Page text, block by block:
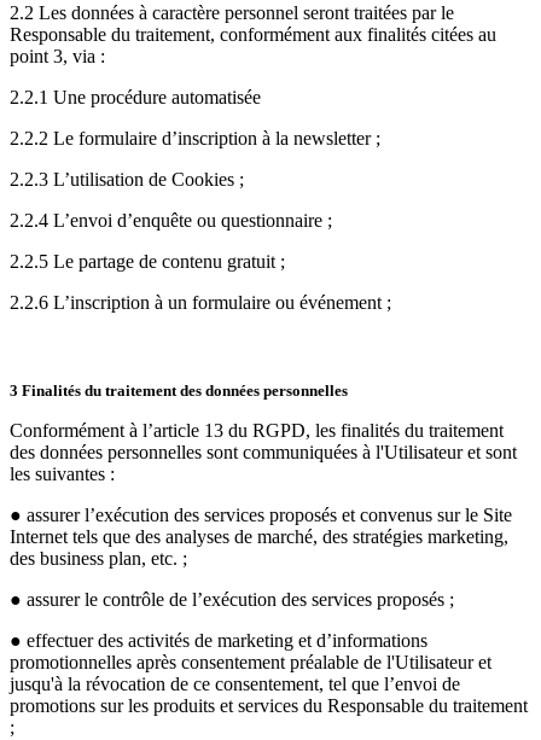
2.2 Les données à caractère personnel seront traitées par le
Responsable du traitement, conformément aux finalités citées au
point 3, via :
2.2.1 Une procédure automatisée
2.2.2 Le formulaire d’inscription à la newsletter ;
2.2.3 L’utilisation de Cookies ;
2.2.4 L’envoi d’enquête ou questionnaire ;
2.2.5 Le partage de contenu gratuit ;
2.2.6 L’inscription à un formulaire ou événement ;
3 Finalités du traitement des données personnelles
Conformément à l’article 13 du RGPD, les finalités du traitement
des données personnelles sont communiquées à l'Utilisateur et sont
les suivantes :
● assurer l’exécution des services proposés et convenus sur le Site
Internet tels que des analyses de marché, des stratégies marketing,
des business plan, etc. ;
● assurer le contrôle de l’exécution des services proposés ;
● effectuer des activités de marketing et d’informations
promotionnelles après consentement préalable de l'Utilisateur et
jusqu'à la révocation de ce consentement, tel que l’envoi de
promotions sur les produits et services du Responsable du traitement
;